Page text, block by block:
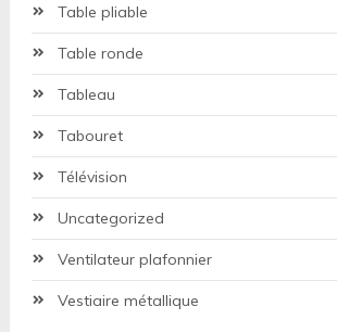
Table pliable
Table ronde
Tableau
Tabouret
Télévision
Uncategorized
Ventilateur plafonnier
Vestiaire métallique